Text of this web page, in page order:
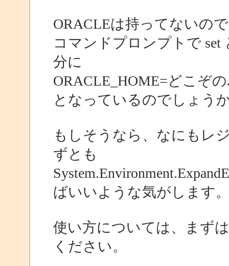
ORACLEは持ってないの
コマンドプロンプトで
分に
ORACLE_HOME=どこぞ
となっているのでしょう
もしそうなら、なにもレ
ずとも
ばいいような気がします
使い方については、まず
ください。